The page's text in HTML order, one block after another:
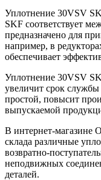
Уплотнение 30VSV
SKF соответствует
предназначено для
например, в
обеспечивает
Уплотнение 30VSV
увеличит срок службы
простой, повысит
выпускаемой
В интернет-
склада различные
возвратно-
неподвижных
деталей.